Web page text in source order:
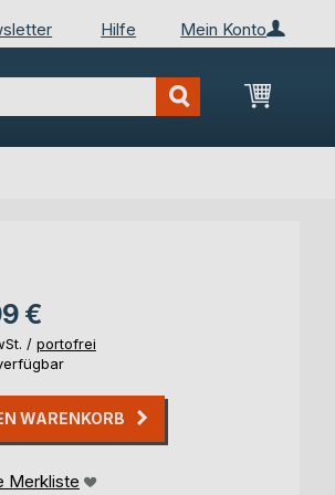
Mein Konto
Hilfe
Mein
€
/ portofrei
WARENKORB
Merkliste